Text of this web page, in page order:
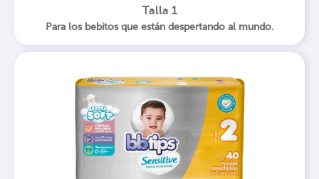
Talla 1
Para los bebitos que están despertando al mundo.